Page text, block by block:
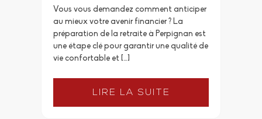
Vous vous demandez comment anticiper
au mieux votre avenir financier ? La
préparation de la retraite à Perpignan est
une étape clé pour garantir une qualité de
vie confortable et […]
LIRE LA SUITE